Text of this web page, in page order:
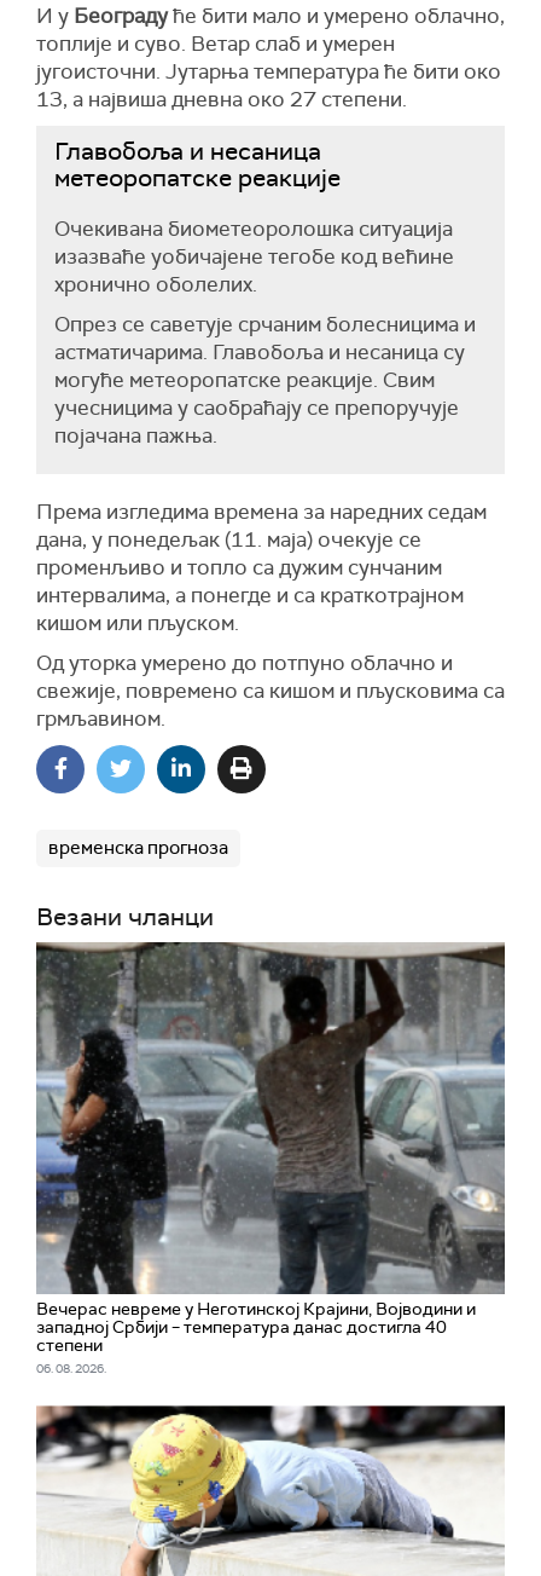
И у Београдуће бити мало и умерено облачно,
топлије и суво. Ветар слаб и умерен
југоисточни. Јутарња температура ће бити око
13, а највиша дневна око 27 степени.
Главобоља и несаница
метеоропатске реакције
Очекивана биометеоролошка ситуација
изазваће уобичајене тегобе код већине
хронично оболелих.
Опрез се саветује срчаним болесницима и
астматичарима. Главобоља и несаница су
могуће метеоропатске реакције. Свим
учесницима у саобраћају се препоручује
појачана пажња.
Према изгледима времена за наредних седам
дана, у понедељак (11. маја) очекује се
променљиво и топло са дужим сунчаним
интервалима, а понегде и са краткотрајном
кишом или пљуском.
Од уторка умерено до потпуно облачно и
свежије, повремено са кишом и пљусковима са
грмљавином.
временска прогноза
Везани чланци
Вечерас невреме у Неготинској Крајини, Војводини и
западној Србији – температура данас достигла 40
степени
06. 08. 2026.